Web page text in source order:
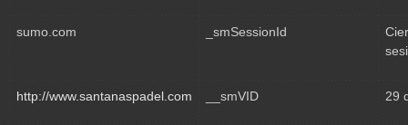
sumo.com _smSessionId
http://www.santanaspadel.com __smVID 29